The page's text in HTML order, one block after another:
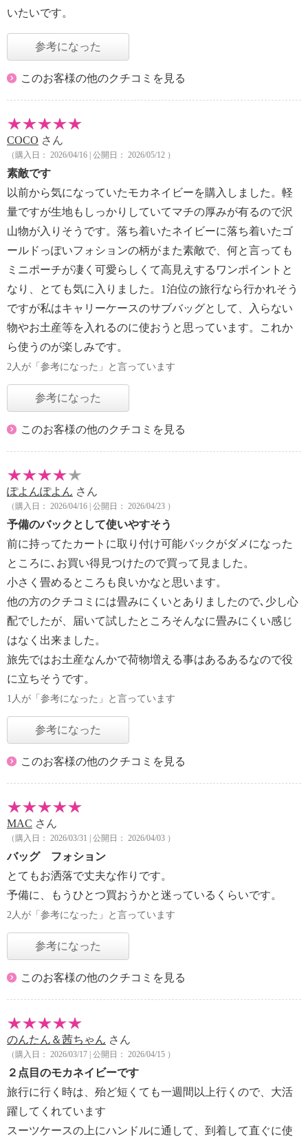
いたいです。
参考になった
このお客様の他のクチコミを見る
COCO さん
（購入日： 2026/04/16 | 公開日： 2026/05/12 ）
素敵です
以前から気になっていたモカネイビーを購入しました。軽
量ですが生地もしっかりしていてマチの厚みが有るので沢
山物が入りそうです。落ち着いたネイビーに落ち着いたゴ
ールドっぽいフォションの柄がまた素敵で、何と言っても
ミニポーチが凄く可愛らしくて高見えするワンポイントと
なり、とても気に入りました。1泊位の旅行なら行かれそう
ですが私はキャリーケースのサブバッグとして、入らない
物やお土産等を入れるのに使おうと思っています。これか
ら使うのが楽しみです。
2人が「参考になった」と言っています
参考になった
このお客様の他のクチコミを見る
ぽよんぽよん さん
（購入日： 2026/04/16 | 公開日： 2026/04/23 ）
予備のバックとして使いやすそう
前に持ってたカートに取り付け可能バックがダメになった
ところに､お買い得見つけたので買って見ました。
小さく畳めるところも良いかなと思います。
他の方のクチコミには畳みにくいとありましたので､少し心
配でしたが、届いて試したところそんなに畳みにくい感じ
はなく出来ました。
旅先ではお土産なんかで荷物増える事はあるあるなので役
に立ちそうです。
1人が「参考になった」と言っています
参考になった
このお客様の他のクチコミを見る
MAC さん
（購入日： 2026/03/31 | 公開日： 2026/04/03 ）
バッグ フォション
とてもお洒落で丈夫な作りです。
予備に、もうひとつ買おうかと迷っているくらいです。
2人が「参考になった」と言っています
参考になった
このお客様の他のクチコミを見る
のんたん＆茜ちゃん さん
（購入日： 2026/03/17 | 公開日： 2026/04/15 ）
２点目のモカネイビーです
旅行に行く時は、殆ど短くても一週間以上行くので、大活
躍してくれています
スーツケースの上にハンドルに通して、到着して直ぐに使